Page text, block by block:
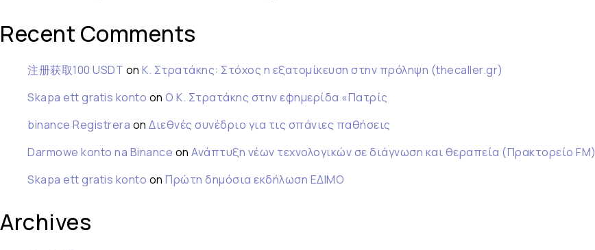
Recent Comments
注册获取100 USDT on Κ. Στρατάκης: Στόχος η εξατομίκευση στην πρόληψη (thecaller.gr)
Skapa ett gratis konto on Ο Κ. Στρατάκης στην εφημερίδα «Πατρίς
binance Registrera on Διεθνές συνέδριο για τις σπάνιες παθήσεις
Darmowe konto na Binance on Ανάπτυξη νέων τεχνολογικών σε διάγνωση και θεραπεία (Πρακτορείο FM)
Skapa ett gratis konto on Πρώτη δημόσια εκδήλωση ΕΔΙΜΟ
Archives